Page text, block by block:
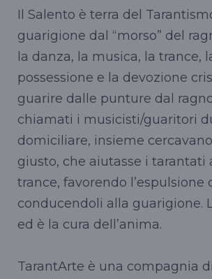
Il Salento è terra del
guarigione dal “morso” del
la danza, la musica, la trance,
possessione e la devozione
guarire dalle punture dal
chiamati i musicisti/guaritori
domiciliare, insieme
giusto, che aiutasse i tarantati
trance, favorendo l’espulsione
conducendoli alla guarigione.
ed è la cura dell’anima.
TarantArte è una compagnia